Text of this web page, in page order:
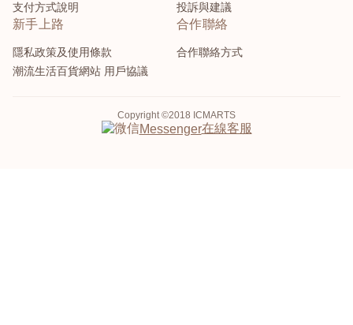
支付方式說明
投訴與建議
新手上路
隱私政策及使用條款
潮流生活百貨網站 用戶協議
合作聯絡
合作聯絡方式
Copyright ©2018 ICMARTS
Messenger在線客服